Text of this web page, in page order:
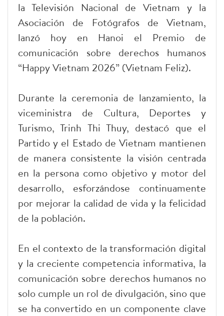
la Televisión Nacional de Vietnam y la
Asociación de Fotógrafos de Vietnam,
lanzó hoy en Hanoi el Premio de
comunicación sobre derechos humanos
“Happy Vietnam 2026” (Vietnam Feliz).
Durante la ceremonia de lanzamiento, la
viceministra de Cultura, Deportes y
Turismo, Trinh Thi Thuy, destacó que el
Partido y el Estado de Vietnam mantienen
de manera consistente la visión centrada
en la persona como objetivo y motor del
desarrollo, esforzándose continuamente
por mejorar la calidad de vida y la felicidad
de la población.
En el contexto de la transformación digital
y la creciente competencia informativa, la
comunicación sobre derechos humanos no
solo cumple un rol de divulgación, sino que
se ha convertido en un componente clave